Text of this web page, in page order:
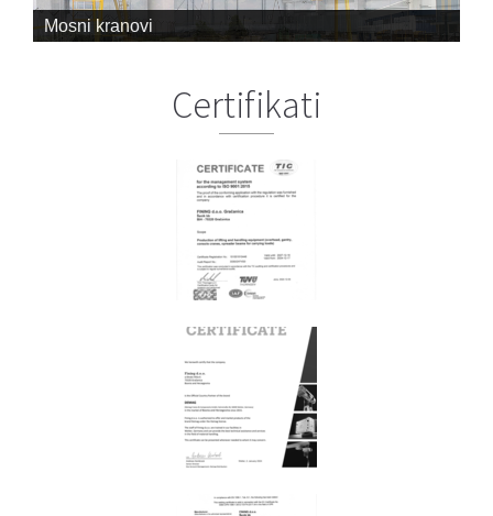
Portalni kranovi
Certifikati